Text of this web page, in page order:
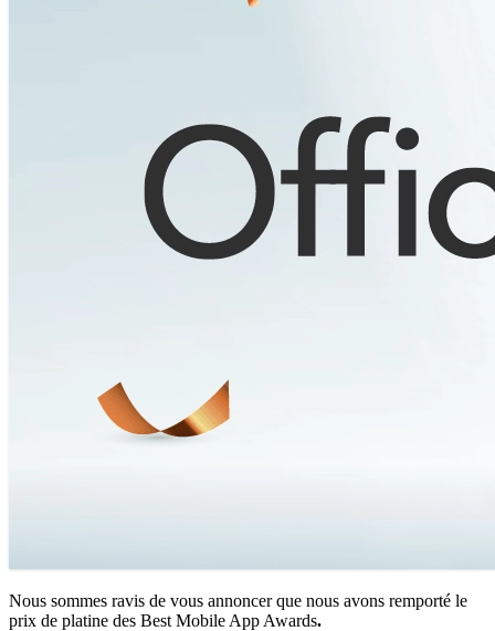
Nous sommes ravis de vous annoncer que nous avons remporté le
prix de platine des Best Mobile App Awards.